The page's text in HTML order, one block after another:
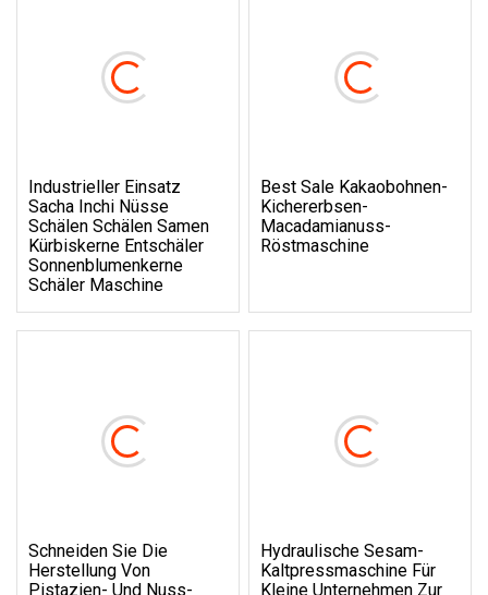
Industrieller Einsatz
Sacha Inchi Nüsse
Schälen Schälen Samen
Kürbiskerne Entschäler
Sonnenblumenkerne
Schäler Maschine
Best Sale Kakaobohnen-
Kichererbsen-
Macadamianuss-
Röstmaschine
Schneiden Sie Die
Herstellung Von
Pistazien- Und Nuss-
Hydraulische Sesam-
Kaltpressmaschine Für
Kleine Unternehmen Zur